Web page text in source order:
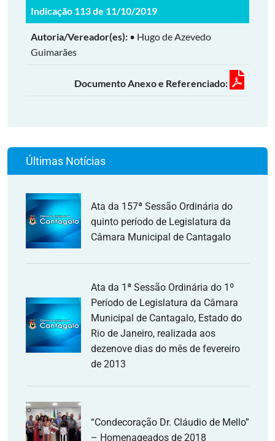
Indicação 113 de 11/10/2019
Autoria/Vereador(es): • Hugo de Azevedo
Guimarães
Documento Anexo e Referenciado:
Últimas Notícias
Ata da 157ª Sessão Ordinária do
quinto período de Legislatura da
Câmara Municipal de Cantagalo
Ata da 1ª Sessão Ordinária do 1º
Período de Legislatura da Câmara
Municipal de Cantagalo, Estado do
Rio de Janeiro, realizada aos
dezenove dias do mês de fevereiro
de 2013
“Condecoração Dr. Cláudio de Mello”
– Homenageados de 2018